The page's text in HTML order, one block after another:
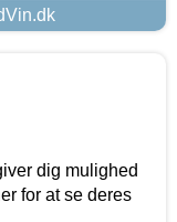
dig mulighed
for at se deres